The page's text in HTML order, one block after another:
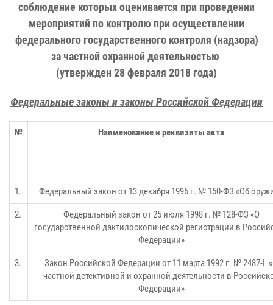
соблюдение которых оценивается при проведении
мероприятий по контролю при осуществлении
федерального государственного контроля (надзора)
за частной охранной деятельностью
(утвержден 28 февраля 2018 года)
Федеральные законы и законы Российской Федерации
№ Наименование и реквизиты акта
1. Федеральный закон от 13 декабря 1996 г. № 150-ФЗ «Об
2. Федеральный закон от 25 июля 1998 г. № 128-ФЗ «О
государственной дактилоскопической регистрации в
Федерации»
3. Закон Российской Федерации от 11 марта 1992 г. № 2487-I
частной детективной и охранной деятельности в
Федерации»